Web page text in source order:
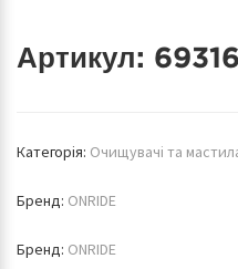
Артикул:
Категорія: Очищувачі та
Бренд: ONRIDE
Бренд: ONRIDE